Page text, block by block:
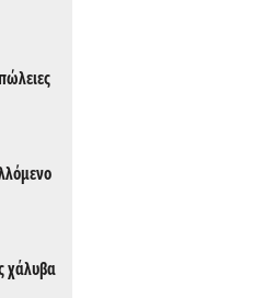
χάλυβα